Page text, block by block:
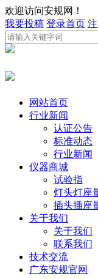
欢迎访问安规网！
我要投稿 登录首页
网站首页
行业新闻
认证公告
标准动态
行业新闻
仪器商城
试验指
灯头灯座
插头插座
关于我们
关于我们
联系我们
技术交流
广东安规官网